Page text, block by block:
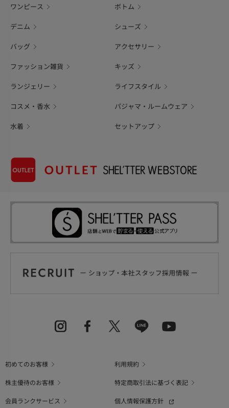
ワンピース ボトム
デニム シューズ
バッグ アクセサリー
ファッション雑貨 キッズ
ランジェリー ライフスタイル
コスメ・香水 パジャマ・ルームウェア
水着 セットアップ
初めてのお客様
利用規約
株主優待のお客様
特定商取引法に基づく表記
会員ランクサービス
個人情報保護方針